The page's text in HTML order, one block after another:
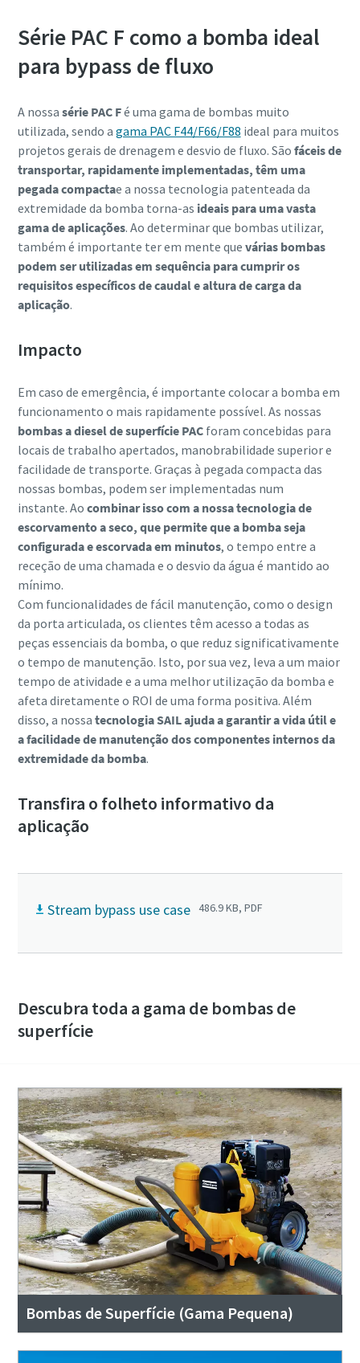
Série PAC F como a bomba ideal
para bypass de fluxo
A nossa série PAC Fé uma gama de bombas muito
utilizada, sendo a gama PAC F44/F66/F88 ideal para muitos
projetos gerais de drenagem e desvio de fluxo. São fáceis de
transportar, rapidamente implementadas, têm uma
pegada compactae a nossa tecnologia patenteada da
extremidade da bomba torna-as ideais para uma vasta
gama de aplicações. Ao determinar que bombas utilizar,
também é importante ter em mente que várias bombas
podem ser utilizadas em sequência para cumprir os
requisitos específicos de caudal e altura de carga da
aplicação.
Impacto
Em caso de emergência, é importante colocar a bomba em
funcionamento o mais rapidamente possível. As nossas
bombas a diesel de superfície PACforam concebidas para
locais de trabalho apertados, manobrabilidade superior e
facilidade de transporte. Graças à pegada compacta das
nossas bombas, podem ser implementadas num
instante. Ao combinar isso com a nossa tecnologia de
escorvamento a seco, que permite que a bomba seja
configurada e escorvada em minutos, o tempo entre a
receção de uma chamada e o desvio da água é mantido ao
mínimo.
Com funcionalidades de fácil manutenção, como o design
da porta articulada, os clientes têm acesso a todas as
peças essenciais da bomba, o que reduz significativamente
o tempo de manutenção. Isto, por sua vez, leva a um maior
tempo de atividade e a uma melhor utilização da bomba e
afeta diretamente o ROI de uma forma positiva. Além
disso, a nossa tecnologia SAIL ajuda a garantir a vida útil e
a facilidade de manutenção dos componentes internos da
extremidade da bomba.
Transfira o folheto informativo da
aplicação
Stream bypass use case 486.9 KB, PDF
Descubra toda a gama de bombas de
superfície
Bombas de Superfície (Gama Pequena)